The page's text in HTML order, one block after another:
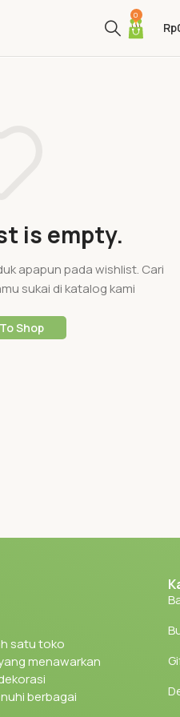
0
Rp
is empty.
apapun pada wishlist. Cari
sukai di katalog kami
Shop
satu toko
menawarkan
berbagai